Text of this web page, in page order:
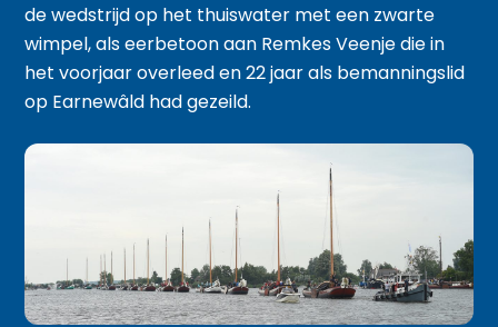
de wedstrijd op het thuiswater met een zwarte
wimpel, als eerbetoon aan Remkes Veenje die in
het voorjaar overleed en 22 jaar als bemanningslid
op Earnewâld had gezeild.